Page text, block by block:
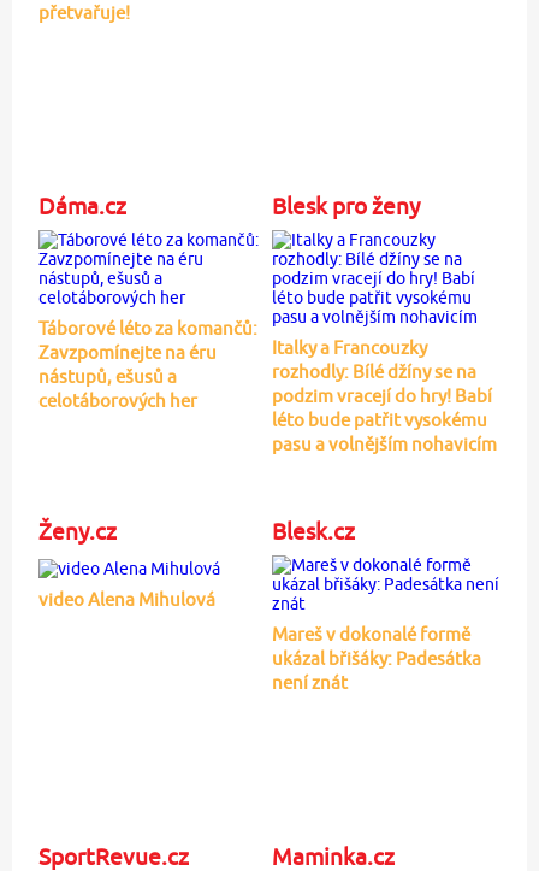
přetvařuje!
Dáma.cz
Táborové léto za komančů:
Zavzpomínejte na éru
nástupů, ešusů a
celotáborových her
Blesk pro ženy
Italky a Francouzky
rozhodly: Bílé džíny se na
podzim vracejí do hry! Babí
léto bude patřit vysokému
pasu a volnějším nohavicím
Ženy.cz
video Alena Mihulová
Blesk.cz
Mareš v dokonalé formě
ukázal břišáky: Padesátka
není znát
SportRevue.cz Maminka.cz